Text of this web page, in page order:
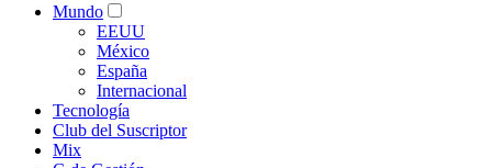
Mundo
EEUU
México
España
Internacional
Tecnología
Club del Suscriptor
Mix